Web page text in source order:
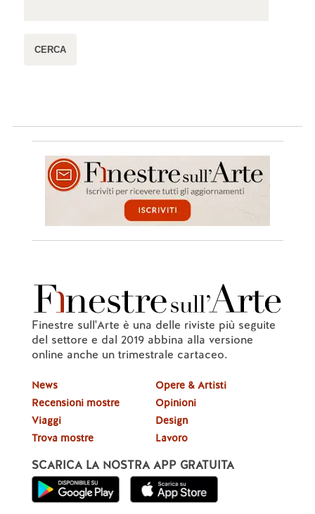
Finestre sull'Arte è una delle riviste più seguite
del settore e dal 2019 abbina alla versione
online anche un trimestrale cartaceo.
News
Recensioni mostre
Viaggi
Trova mostre
Opere & Artisti
Opinioni
Design
Lavoro
SCARICA LA NOSTRA APP GRATUITA